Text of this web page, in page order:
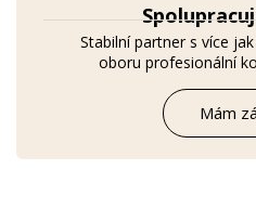
Stabilní partner s více
oboru profesionální
Mám